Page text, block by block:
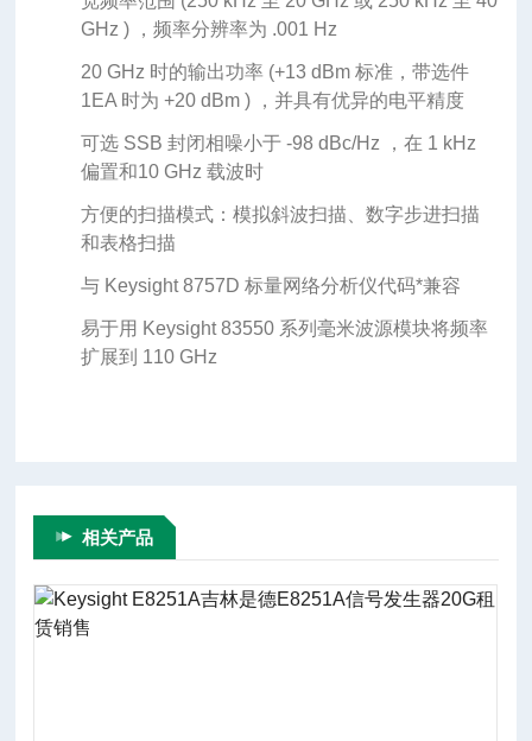
GHz ) ，频率分辨率为 .001 Hz
20 GHz 时的输出功率 (+13 dBm 标准，带选件
1EA 时为 +20 dBm ) ，并具有优异的电平精度
可选 SSB 封闭相噪小于 -98 dBc/Hz ，在 1 kHz
偏置和10 GHz 载波时
方便的扫描模式：模拟斜波扫描、数字步进扫描
和表格扫描
与 Keysight 8757D 标量网络分析仪代码*兼容
易于用 Keysight 83550 系列毫米波源模块将频率
扩展到 110 GHz
相关产品